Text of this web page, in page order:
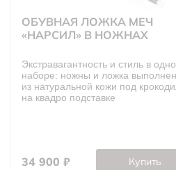
ОБУВНАЯ ЛОЖКА МЕЧ
«НАРСИЛ» В НОЖНАХ
Экстравагантность и стиль в
наборе: ножны и ложка
из натуральной кожи под
на квадро подставке
34 900 ₽ Купить